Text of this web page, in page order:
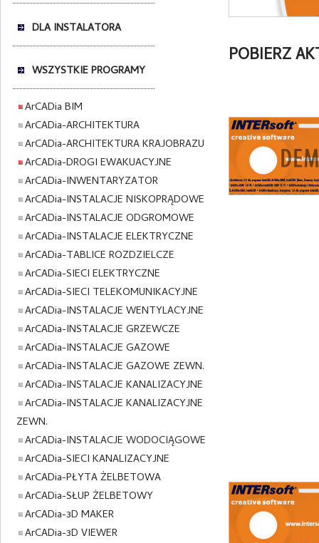
DLA INSTALATORA
WSZYSTKIE PROGRAMY
ArCADia BIM
ArCADia-ARCHITEKTURA
ArCADia-ARCHITEKTURA KRAJOBRAZU
ArCADia-DROGI EWAKUACYJNE
ArCADia-INWENTARYZATOR
ArCADia-INSTALACJE NISKOPRĄDOWE
ArCADia-INSTALACJE ODGROMOWE
ArCADia-INSTALACJE ELEKTRYCZNE
ArCADia-TABLICE ROZDZIELCZE
ArCADia-SIECI ELEKTRYCZNE
ArCADia-SIECI TELEKOMUNIKACYJNE
ArCADia-INSTALACJE WENTYLACYJNE
ArCADia-INSTALACJE GRZEWCZE
ArCADia-INSTALACJE GAZOWE
ArCADia-INSTALACJE GAZOWE ZEWN.
ArCADia-INSTALACJE KANALIZACYJNE
ArCADia-INSTALACJE KANALIZACYJNE
ZEWN.
ArCADia-INSTALACJE WODOCIĄGOWE
ArCADia-SIECI KANALIZACYJNE
ArCADia-PŁYTA ŻELBETOWA
ArCADia-SŁUP ŻELBETOWY
ArCADia-3D MAKER
ArCADia-3D VIEWER
POBIERZ